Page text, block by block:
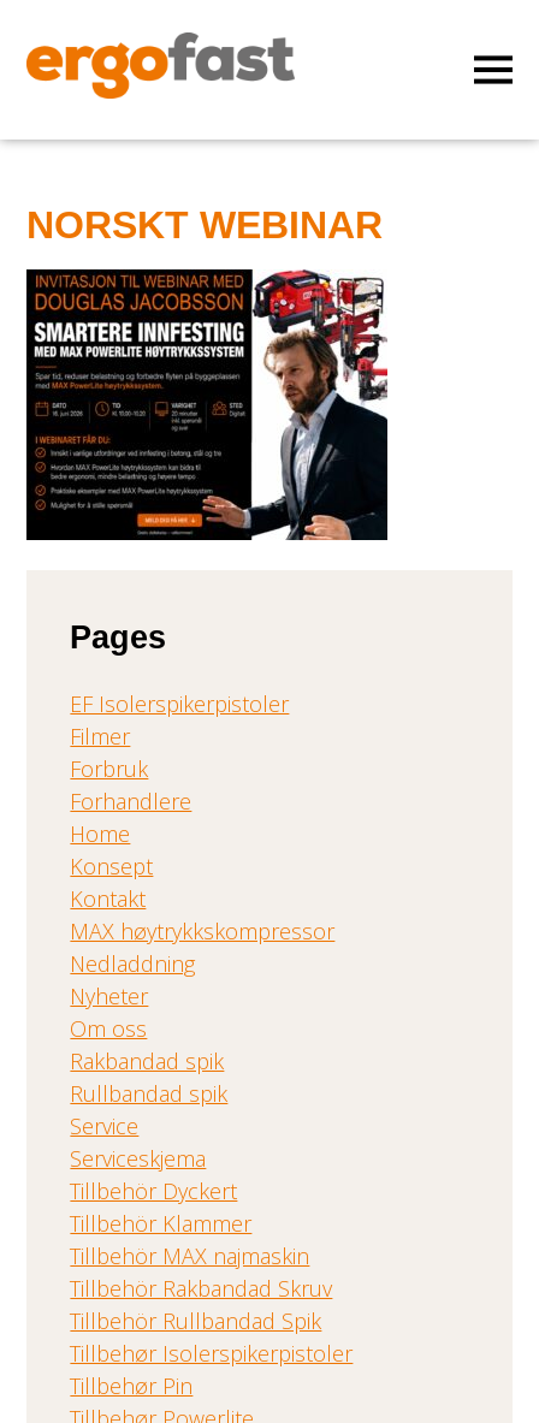
NORSKT WEBINAR
Pages
EF Isolerspikerpistoler
Filmer
Forbruk
Forhandlere
Home
Konsept
Kontakt
MAX høytrykkskompressor
Nedladdning
Nyheter
Om oss
Rakbandad spik
Rullbandad spik
Service
Serviceskjema
Tillbehör Dyckert
Tillbehör Klammer
Tillbehör MAX najmaskin
Tillbehör Rakbandad Skruv
Tillbehör Rullbandad Spik
Tillbehør Isolerspikerpistoler
Tillbehør Pin